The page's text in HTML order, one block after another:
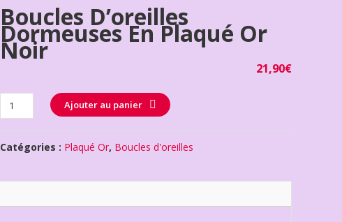
Boucles D’oreilles
Dormeuses En Plaqué Or
Noir
21,90€
Quantité Ajouter au panier
Catégories : Plaqué Or, Boucles d'oreilles